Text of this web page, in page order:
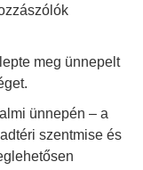
meg ünnepelt
ünnepén – a
szentmise és